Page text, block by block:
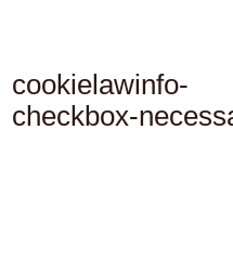
cookielawinfo-
checkbox-